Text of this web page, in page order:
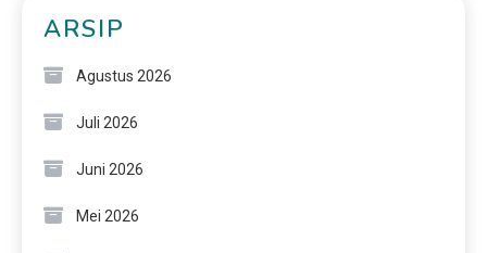
ARSIP
Agustus 2026
Juli 2026
Juni 2026
Mei 2026